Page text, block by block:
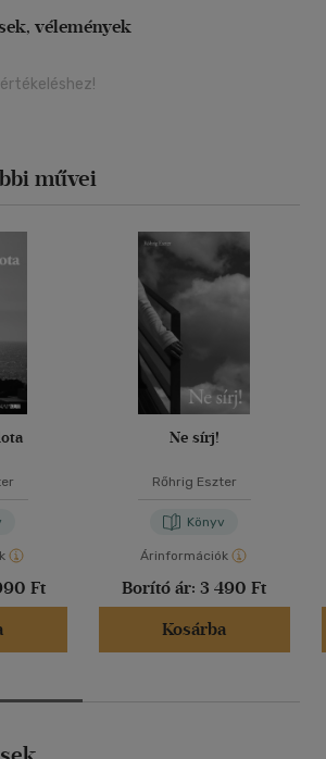
vélemények
művei
Ft
Ne sírj!
Rőhrig Eszter
Könyv
Árinformációk
Borító ár: 3 490 Ft
Kosárba